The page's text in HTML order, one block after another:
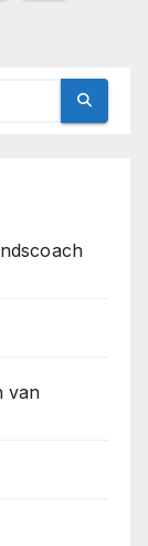
van